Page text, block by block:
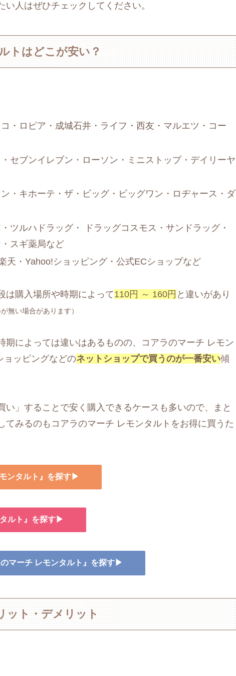
人はぜひチェックしてください。
トはどこが安い？
・ロピア・成城石井・ライフ・西友・マルエツ・コー
セブンイレブン・ローソン・ミニストップ・デイリーヤ
・キホーテ・ザ・ビッグ・ビッグワン・ロヂャース・ダ
ツルハドラッグ・ ドラッグコスモス・サンドラッグ・
スギ薬局など
天・Yahoo!ショッピング・公式ECショップなど
は購入場所や時期によって110円 ～ 160円 と違いがあり
無い場合があります）
期によっては違いはあるものの、コアラのマーチ レモン
ョッピングなどのネットショップで買うのが一番安い傾
い」することで安く購入できるケースも多いので、まと
てみるのもコアラのマーチ レモンタルトをお得に買うた
ンタルト』を探す▶
ルト』を探す▶
マーチ レモンタルト』を探す▶
ット・デメリット